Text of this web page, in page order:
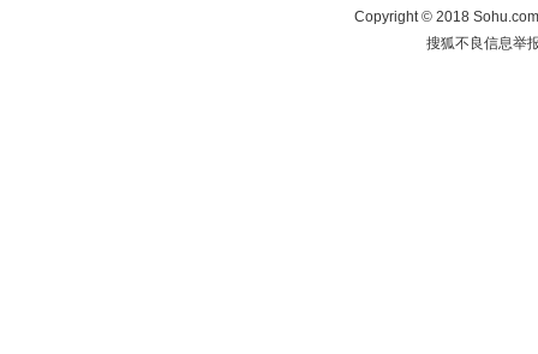
Copyright©2018
搜狐不良信息举